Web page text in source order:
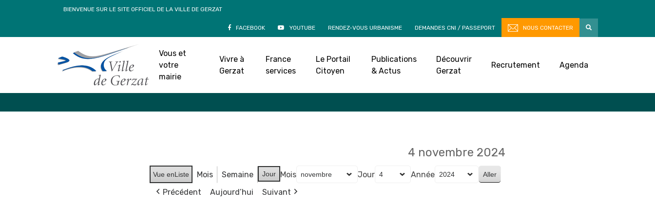
BIENVENUE SUR LE SITE OFFICIEL DE LA VILLE DE GERZAT
FACEBOOK YOUTUBE RENDEZ-VOUS URBANISME DEMANDES CNI / PASSEPORT NOUS CONTACTER
Vous et
votre
mairie
Vivre à
Gerzat
France
services
Le Portail
Citoyen
Publications
& Actus
Découvrir
Gerzat
Recrutement Agenda
Accueil»Agenda
4 novembre 2024
Vue enListe Mois Semaine Jour Mois Jour
Année
Précédent
Aujourd’hui Suivant